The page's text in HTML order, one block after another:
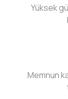
Yüksek
Memnun